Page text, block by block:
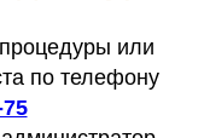
или
по телефону